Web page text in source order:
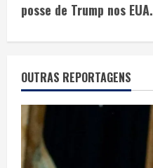
posse de Trump nos EUA.
OUTRAS REPORTAGENS